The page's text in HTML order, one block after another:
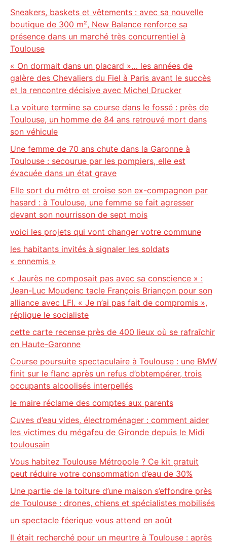
Sneakers, baskets et vêtements : avec sa nouvelle
boutique de 300 m², New Balance renforce sa
présence dans un marché très concurrentiel à
Toulouse
« On dormait dans un placard »… les années de
galère des Chevaliers du Fiel à Paris avant le succès
et la rencontre décisive avec Michel Drucker
La voiture termine sa course dans le fossé : près de
Toulouse, un homme de 84 ans retrouvé mort dans
son véhicule
Une femme de 70 ans chute dans la Garonne à
Toulouse : secourue par les pompiers, elle est
évacuée dans un état grave
Elle sort du métro et croise son ex-compagnon par
hasard : à Toulouse, une femme se fait agresser
devant son nourrisson de sept mois
voici les projets qui vont changer votre commune
les habitants invités à signaler les soldats
« ennemis »
« Jaurès ne composait pas avec sa conscience » :
Jean-Luc Moudenc tacle François Briançon pour son
alliance avec LFI. « Je n’ai pas fait de compromis »,
réplique le socialiste
cette carte recense près de 400 lieux où se rafraîchir
en Haute-Garonne
Course poursuite spectaculaire à Toulouse : une BMW
finit sur le flanc après un refus d’obtempérer, trois
occupants alcoolisés interpellés
le maire réclame des comptes aux parents
Cuves d’eau vides, électroménager : comment aider
les victimes du mégafeu de Gironde depuis le Midi
toulousain
Vous habitez Toulouse Métropole ? Ce kit gratuit
peut réduire votre consommation d’eau de 30%
Une partie de la toiture d’une maison s’effondre près
de Toulouse : drones, chiens et spécialistes mobilisés
un spectacle féerique vous attend en août
Il était recherché pour un meurtre à Toulouse : après